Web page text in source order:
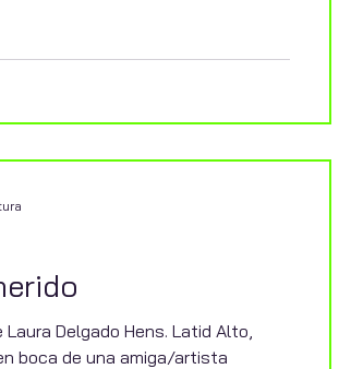
de Noviembre, el
para realizar l
lectura
Efervesgente
El Centro de artes
14 oct 2022 1 min de
Delgado Hens. Latid Alto,
boca de una amiga/artista